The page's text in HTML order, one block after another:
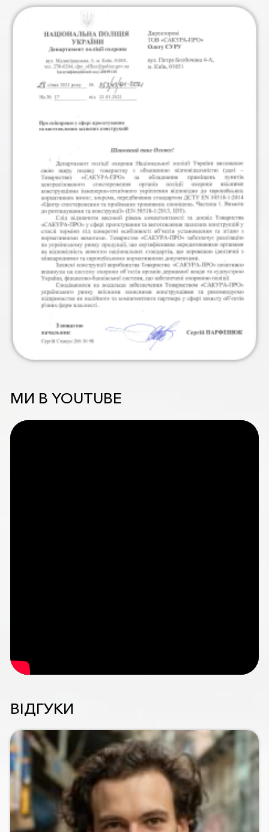
МИ В YOUTUBE
ВІДГУКИ